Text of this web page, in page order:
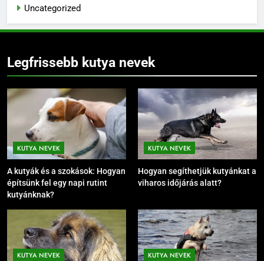
Uncategorized
Legfrissebb kutya nevek
KUTYA NEVEK
A kutyák és a szokások: Hogyan
építsünk fel egy napi rutint
kutyánknak?
KUTYA NEVEK
Hogyan segíthetjük kutyánkat a
viharos időjárás alatt?
KUTYA NEVEK
KUTYA NEVEK